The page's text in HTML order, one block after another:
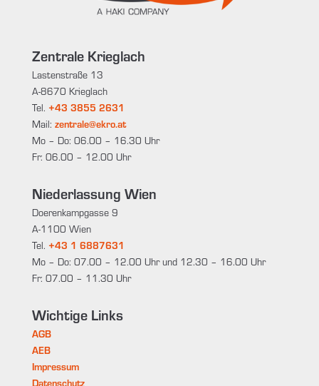
Zentrale Krieglach
Lastenstraße 13
A-8670 Krieglach
Tel. +43 3855 2631
Mail: zentrale@ekro.at
Mo – Do: 06.00 – 16.30 Uhr
Fr: 06.00 – 12.00 Uhr
Niederlassung Wien
Doerenkampgasse 9
A-1100 Wien
Tel. +43 1 6887631
Mo – Do: 07.00 – 12.00 Uhr und 12.30 – 16.00 Uhr
Fr: 07.00 – 11.30 Uhr
Wichtige Links
AGB
AEB
Impressum
Datenschutz